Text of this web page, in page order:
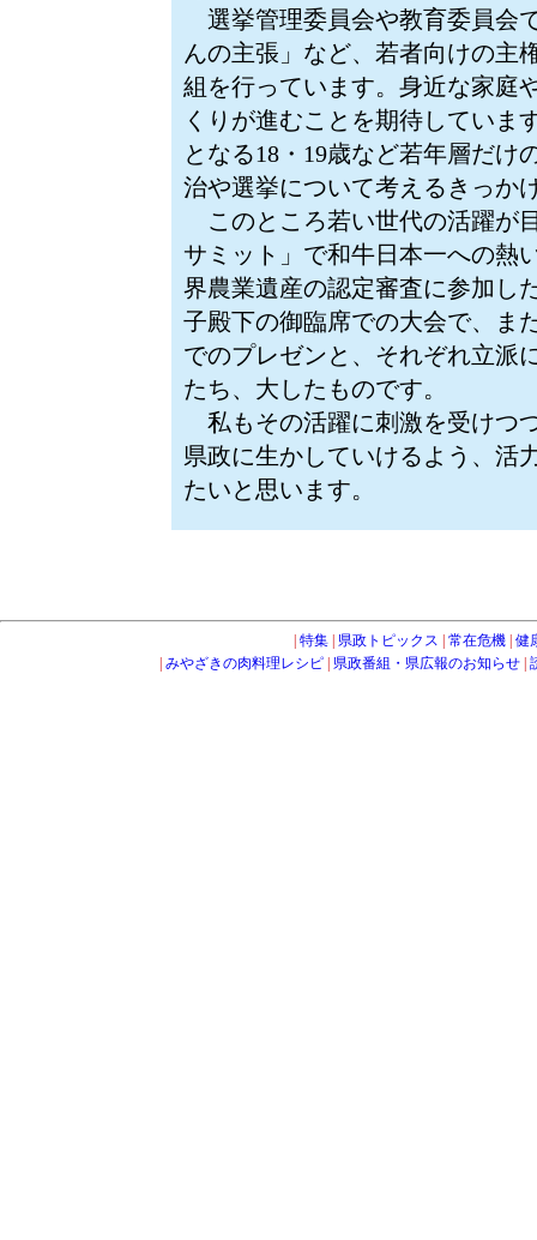
選挙管理委員会や教育委員会
んの主張」など、若者向けの主
組を行っています。身近な家庭
くりが進むことを期待していま
となる18・19歳など若年層だけ
治や選挙について考えるきっか
このところ若い世代の活躍が
サミット」で和牛日本一への熱
界農業遺産の認定審査に参加し
子殿下の御臨席での大会で、ま
でのプレゼンと、それぞれ立派
たち、大したものです。
私もその活躍に刺激を受けつ
県政に生かしていけるよう、活
たいと思います。
特集 県政トピックス 常在危機 健
みやざきの肉料理レシピ 県政番組・県広報のお知らせ